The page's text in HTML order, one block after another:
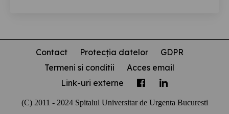
Contact Protecția datelor
GDPR
Termeni si conditii
Acces email
Link-uri externe
(C) 2011 - 2024 Spitalul Universitar de Urgenta Bucuresti